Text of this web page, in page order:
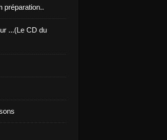
préparation..
...(Le CD du